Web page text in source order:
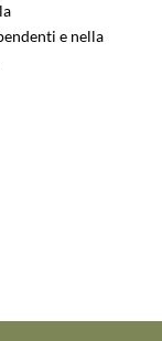
e nella